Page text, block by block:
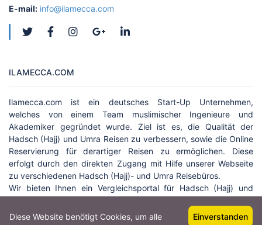
E-mail: info@ilamecca.com
ILAMECCA.COM
Ilamecca.com ist ein deutsches Start-Up Unternehmen,
welches von einem Team muslimischer Ingenieure und
Akademiker gegründet wurde. Ziel ist es, die Qualität der
Hadsch (Hajj) und Umra Reisen zu verbessern, sowie die Online
Reservierung für derartiger Reisen zu ermöglichen. Diese
erfolgt durch den direkten Zugang mit Hilfe unserer Webseite
zu verschiedenen Hadsch (Hajj)- und Umra Reisebüros.
Wir bieten Ihnen ein Vergleichsportal für Hadsch (Hajj) und
Diese Website benötigt Cookies, um alle
Einverstanden